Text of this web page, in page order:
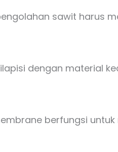
sawit harus
dengan material
berfungsi